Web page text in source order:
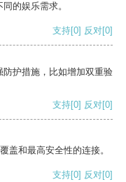
的娱乐需求。
支持[0] 反对[0]
护措施，比如增加双重验
支持[0] 反对[0]
盖和最高安全性的连接。
支持[0] 反对[0]